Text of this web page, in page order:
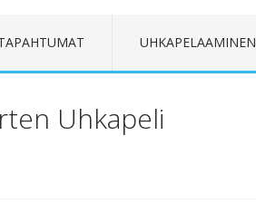
UHKAPELAAMINEN
Uhkapeli